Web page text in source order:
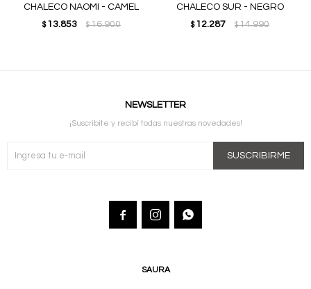
CHALECO NAOMI - CAMEL
$ 13.853 $16.900
CHALECO SUR - NEGRO
$ 12.287 $14.990
SAURA
NEWSLETTER
¡Suscribite y recibí todas nuestras novedades!
SUSCRIBIRME
  